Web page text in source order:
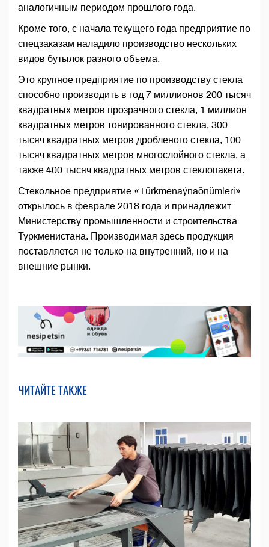
аналогичным периодом прошлого года.
Кроме того, с начала текущего года предприятие по
спецзаказам наладило производство нескольких
видов бутылок разного объема.
Это крупное предприятие по производству стекла
способно производить в год 7 миллионов 200 тысяч
квадратных метров прозрачного стекла, 1 миллион
квадратных метров тонированного стекла, 300
тысяч квадратных метров дробленого стекла, 100
тысяч квадратных метров многослойного стекла, а
также 400 тысяч квадратных метров стеклопакета.
Стекольное предприятие «Türkmenaýnaönümleri»
открылось в феврале 2018 года и принадлежит
Министерству промышленности и строительства
Туркменистана. Производимая здесь продукция
поставляется не только на внутренний, но и на
внешние рынки.
ЧИТАЙТЕ ТАКЖЕ